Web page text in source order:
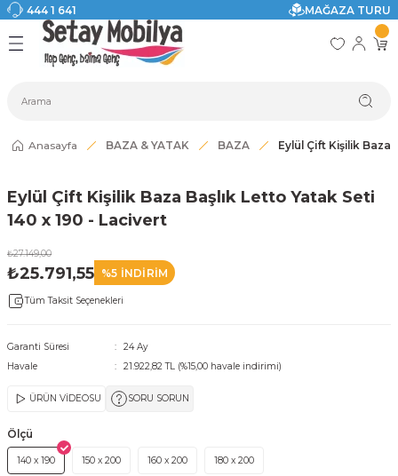
444 1 641
MAĞAZA TURU
Geri Dön
Geri Dön
Geri Dön
Geri Dön
Geri Dön
DOLAP MODELLERİ
Geri Dön
ÜRÜNLER
Anasayfa BAZA & YATAK BAZA Eylül Çift Kişilik Baza
Eylül Çift Kişilik Baza Başlık Letto Yatak Seti
140 x 190 - Lacivert
₺27.149,00
₺25.791,55 %5 İNDİRİM
Tüm Taksit Seçenekleri
Garanti Süresi
24 Ay
Havale
21.922,82 TL (%15,00 havale indirimi)
ÜRÜN VİDEOSU SORU SORUN
Ölçü
140 x 190 150 x 200 160 x 200 180 x 200